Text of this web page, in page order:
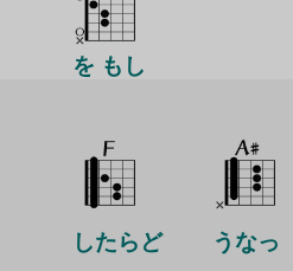
を もし
したらど うなっ